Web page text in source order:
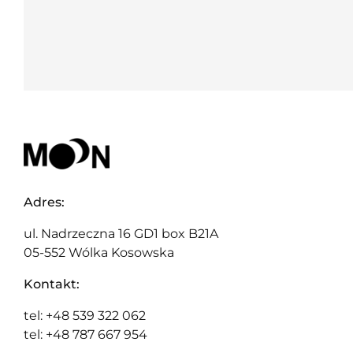
Adres:
ul. Nadrzeczna 16 GD1 box B21A
05-552 Wólka Kosowska
Kontakt:
tel: +48 539 322 062
tel: +48 787 667 954